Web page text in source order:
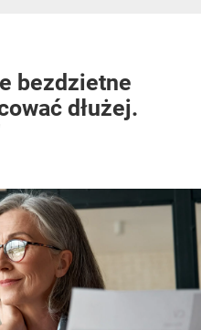
bezdzietne
dłużej.